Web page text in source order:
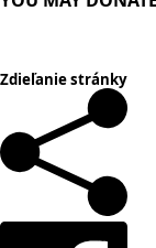
Zdieľanie stránky